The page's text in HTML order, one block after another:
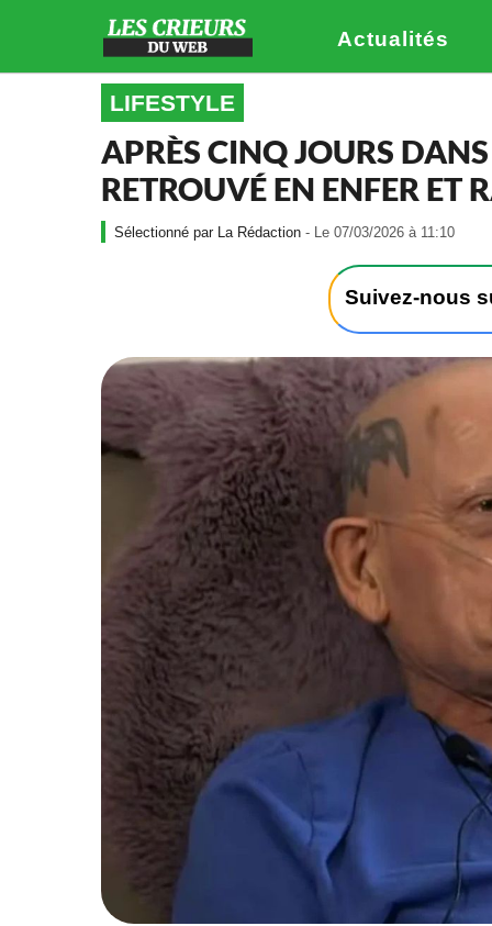
Actualités
LIFESTYLE
APRÈS CINQ JOURS
RETROUVÉ EN ENFER ET
La Rédaction - Le 07/03/2026 à 11:10
0
/
0
à
Suivez-nous